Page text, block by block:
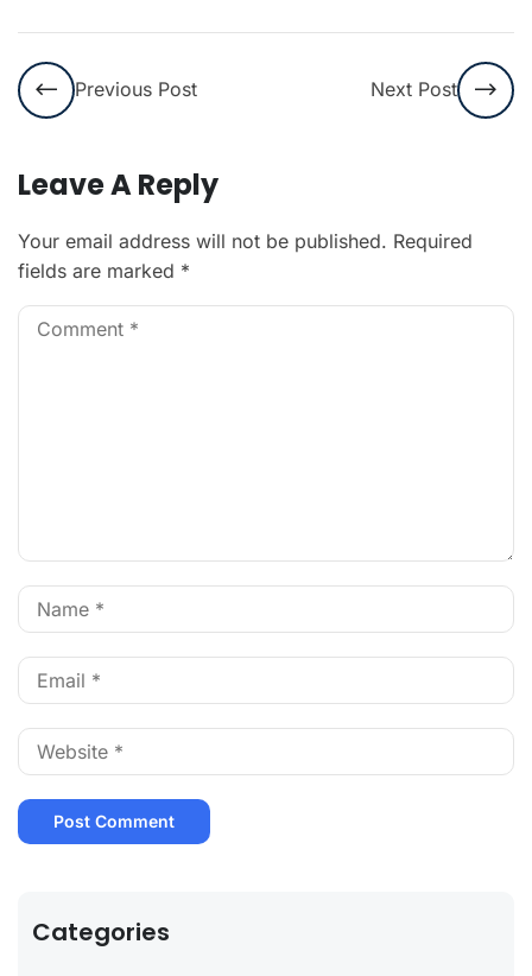
Previous Post Next Post
Leave A Reply
Your email address will not be published. Required
fields are marked *
Categories